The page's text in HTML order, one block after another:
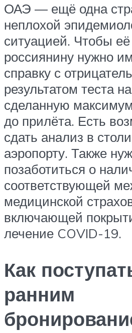
ОАЭ — ещё одна
неплохой
ситуацией. Чтобы её
россиянину нужно
справку с
результатом теста
сделанную
до прилёта. Есть
сдать анализ в
аэропорту. Также
позаботиться о
соответствующей
медицинской
включающей
лечение COVID-19.
Как
ранним